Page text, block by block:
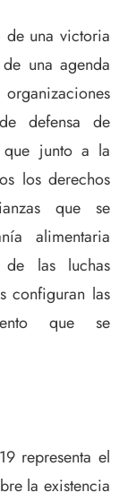
de una victoria
una agenda
defensa de
que junto a la
los derechos
que se
alimentaria
las luchas
configuran las
que se
representa el
la existencia